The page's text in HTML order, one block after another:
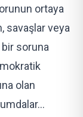
ortaya
savaşlar veya
soruna
olan